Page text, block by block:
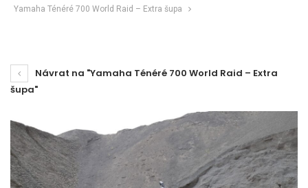
Yamaha Ténéré 700 World Raid – Extra šupa
Návrat na "Yamaha Ténéré 700 World Raid – Extra
šupa"